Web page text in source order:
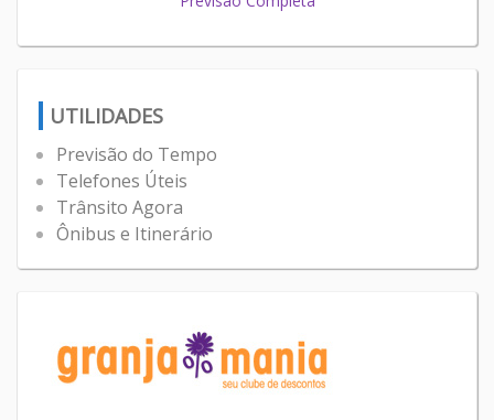
UTILIDADES
Previsão do Tempo
Telefones Úteis
Trânsito Agora
Ônibus e Itinerário